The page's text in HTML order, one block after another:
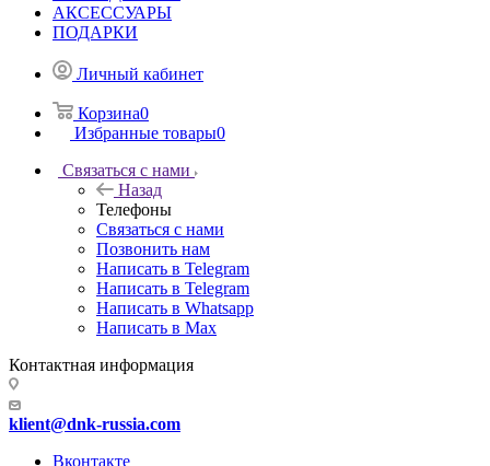
АКСЕССУАРЫ
ПОДАРКИ
Личный кабинет
Корзина0
Избранные товары0
Связаться с нами
Назад
Телефоны
Связаться с нами
Позвонить нам
Написать в Telegram
Написать в Telegram
Написать в Whatsapp
Написать в Max
Контактная информация
klient@dnk-russia.com
Вконтакте